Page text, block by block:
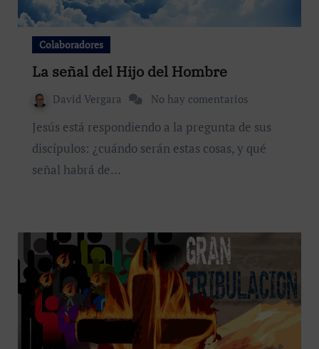
Colaboradores
La señal del Hijo del Hombre
David Vergara No hay comentarios
Jesús está respondiendo a la pregunta de sus
discípulos: ¿cuándo serán estas cosas, y qué
señal habrá de…